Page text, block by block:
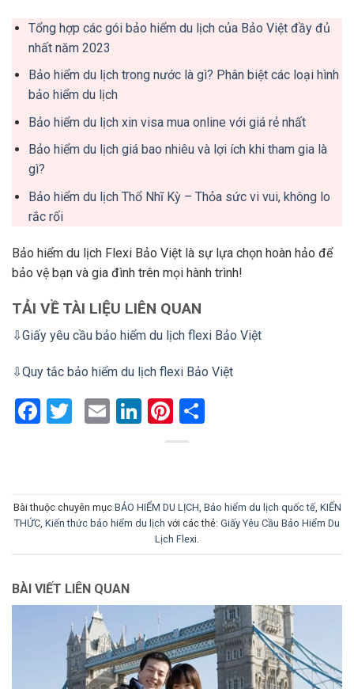
Tổng hợp các gói bảo hiểm du lịch của Bảo Việt đầy đủ
nhất năm 2023
Bảo hiểm du lịch trong nước là gì? Phân biệt các loại hình
bảo hiểm du lịch
Bảo hiểm du lịch xin visa mua online với giá rẻ nhất
Bảo hiểm du lịch giá bao nhiêu và lợi ích khi tham gia là
gì?
Bảo hiểm du lịch Thổ Nhĩ Kỳ – Thỏa sức vi vui, không lo
rắc rối
Bảo hiểm du lịch Flexi Bảo Việt là sự lựa chọn hoàn hảo để
bảo vệ bạn và gia đình trên mọi hành trình!
TẢI VỀ TÀI LIỆU LIÊN QUAN
⇩Giấy yêu cầu bảo hiểm du lịch flexi Bảo Việt
⇩Quy tắc bảo hiểm du lịch flexi Bảo Việt
Facebook
Twitter
EmailLinkedIn
Pinterest
Bài thuộc chuyên mục BẢO HIỂM DU LỊCH, Bảo hiểm du lịch quốc tế, KIẾN
THỨC, Kiến thức bảo hiểm du lịch với các thẻ: Giấy Yêu Cầu Bảo Hiểm Du
Lịch Flexi.
BÀI VIẾT LIÊN QUAN